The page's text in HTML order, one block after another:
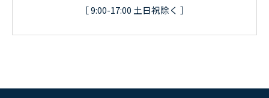
［ 9:00-17:00 土日祝除く ］